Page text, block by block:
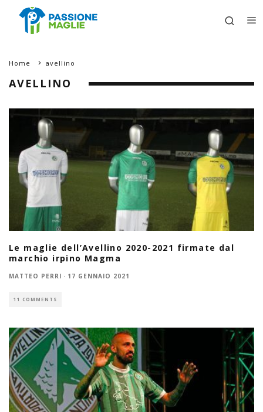
Home avellino
AVELLINO
Le maglie dell’Avellino 2020-2021 firmate dal
marchio irpino Magma
MATTEO PERRI · 17 GENNAIO 2021
11 COMMENTS